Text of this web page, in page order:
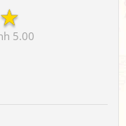
☆
5.00